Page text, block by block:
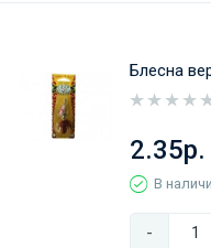
Блесна
2.35р.
В
-